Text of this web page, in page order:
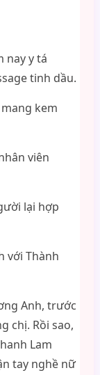
nay y tá
tinh dầu.
kem
viên
lại hợp
với Thành
Anh, trước
chị. Rồi sao,
Lam
tay nghề nữ